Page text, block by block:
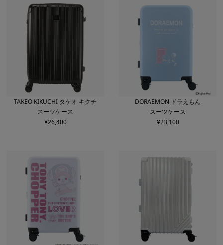
TAKEO KIKUCHI タケオ キクチ
スーツケース
¥26,400
DORAEMON ドラえもん
スーツケース
¥23,100